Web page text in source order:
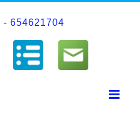
- 654621704